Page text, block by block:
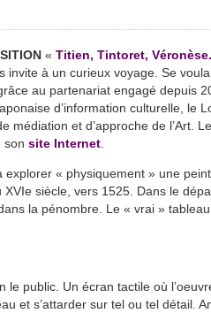
« Titien, Tintoret,
invite à un curieux voyage. Se
au partenariat engagé depuis
d’information culturelle, le
médiation et d’approche de l’Art.
son site Internet.
explorer « physiquement » une
siècle, vers 1525. Dans le
la pénombre. Le « vrai »
public. Un écran tactile où
et s’attarder sur tel ou tel détail.